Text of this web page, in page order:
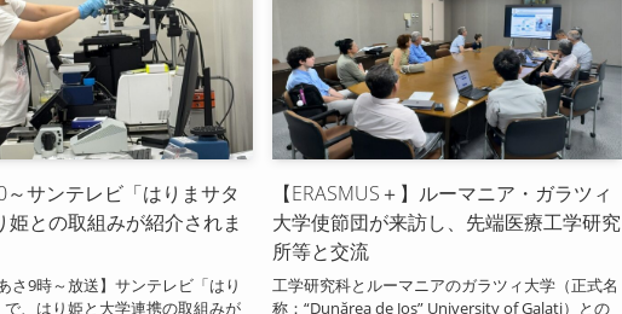
～サンテレビ「はりまサタ
姫との取組みが紹介されま
さ9時～放送】サンテレビ「はり
で、はり姫と大学連携の取組みが
【ERASMUS＋】ルーマニア・ガラツィ
大学使節団が来訪し、先端医療工学研究
所等と交流
工学研究科とルーマニアのガラツィ大学（正式名
称：“Dunărea de Jos” University of Galați）との